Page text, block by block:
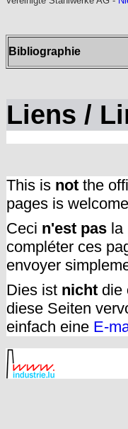
Bibliographie
Liens /
This is not the
pages is
Ceci n'est pas la
compléter ces
envoyer
Dies ist nicht die
diese Seiten
einfach eine E-